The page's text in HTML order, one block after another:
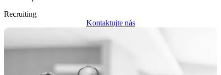
Recruiting
Kontaktujte nás